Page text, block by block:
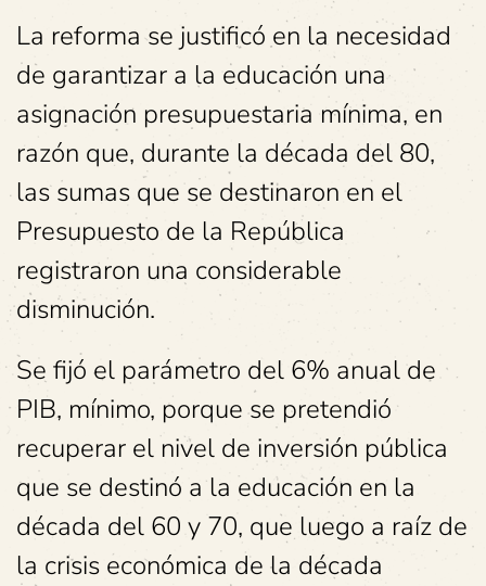
La reforma se justificó en la necesidad
de garantizar a la educación una
asignación presupuestaria mínima, en
razón que, durante la década del 80,
las sumas que se destinaron en el
Presupuesto de la República
registraron una considerable
disminución.
Se fijó el parámetro del 6% anual de
PIB, mínimo, porque se pretendió
recuperar el nivel de inversión pública
que se destinó a la educación en la
década del 60 y 70, que luego a raíz de
la crisis económica de la década